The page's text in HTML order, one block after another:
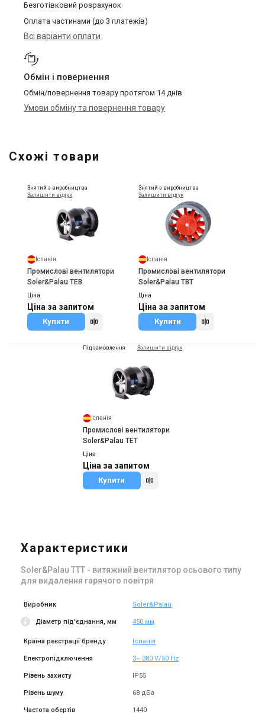
Безготівковий розрахунок
Оплата частинами (до 3 платежів)
Всі варіанти оплати
Обмін і повернення
Обмін/повернення товару протягом 14 днів
Умови обміну та повернення товару
Схожі товари
Знятий з виробництва
Залишити відгук
Іспанія
Промислові вентилятори
Soler&Palau TEB
Ціна
Ціна за запитом
Купити
Знятий з виробництва
Залишити відгук
Іспанія
Промислові вентилятори
Soler&Palau TBT
Ціна
Ціна за запитом
Купити
Під замовлення Залишити відгук
Іспанія
Промислові вентилятори
Soler&Palau TET
Ціна
Ціна за запитом
Купити
Характеристики
Soler&Palau TTT - витяжний вентилятор осьового типу
для видалення гарячого повітря
Виробник Soler&Palau
Діаметр під'єднання, мм 450 мм
Країна реєстрації бренду Іспанія
Електропідключення 3~ 380 V/50 Hz
Рівень захисту IP55
Рівень шуму 68 дБа
Частота обертів 1440